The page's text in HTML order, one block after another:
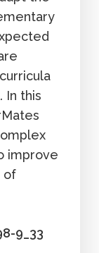
In this
improve
of
9_33